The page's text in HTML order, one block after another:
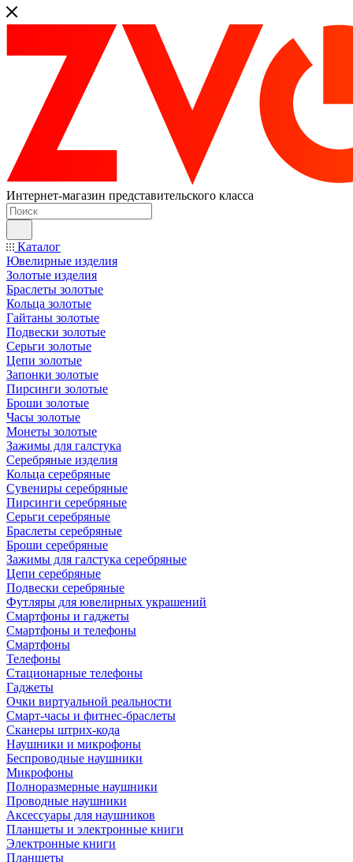
Интернет-магазин представительского класса
Каталог
Ювелирные изделия
Золотые изделия
Браслеты золотые
Кольца золотые
Гайтаны золотые
Подвески золотые
Серьги золотые
Цепи золотые
Запонки золотые
Пирсинги золотые
Броши золотые
Часы золотые
Монеты золотые
Зажимы для галстука
Серебряные изделия
Кольца серебряные
Сувениры серебряные
Пирсинги серебряные
Серьги серебряные
Браслеты серебряные
Броши серебряные
Зажимы для галстука серебряные
Цепи серебряные
Подвески серебряные
Футляры для ювелирных украшений
Смартфоны и гаджеты
Смартфоны и телефоны
Смартфоны
Телефоны
Стационарные телефоны
Гаджеты
Очки виртуальной реальности
Смарт-часы и фитнес-браслеты
Сканеры штрих-кода
Наушники и микрофоны
Беспроводные наушники
Микрофоны
Полноразмерные наушники
Проводные наушники
Аксессуары для наушников
Планшеты и электронные книги
Электронные книги
Планшеты